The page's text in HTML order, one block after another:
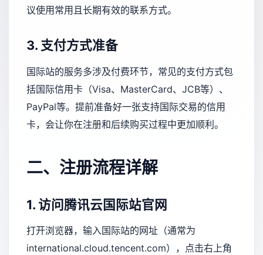
议使用常用且长期有效的联系方式。
3. 支付方式准备
国际站的服务多涉及付费环节，常见的支付方式包
括国际信用卡（Visa、MasterCard、JCB等）、
PayPal等。提前准备好一张支持国际交易的信用
卡，会让你在注册和后续购买过程中更加顺利。
二、注册流程详解
1. 访问腾讯云国际站官网
打开浏览器，输入国际站的网址（通常为
international.cloud.tencent.com），点击右上角